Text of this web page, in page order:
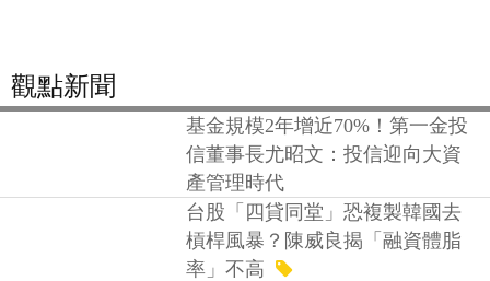
觀點新聞
基金規模2年增近70%！第一金投
信董事長尤昭文：投信迎向大資
產管理時代
台股「四貸同堂」恐複製韓國去
槓桿風暴？陳威良揭「融資體脂
率」不高